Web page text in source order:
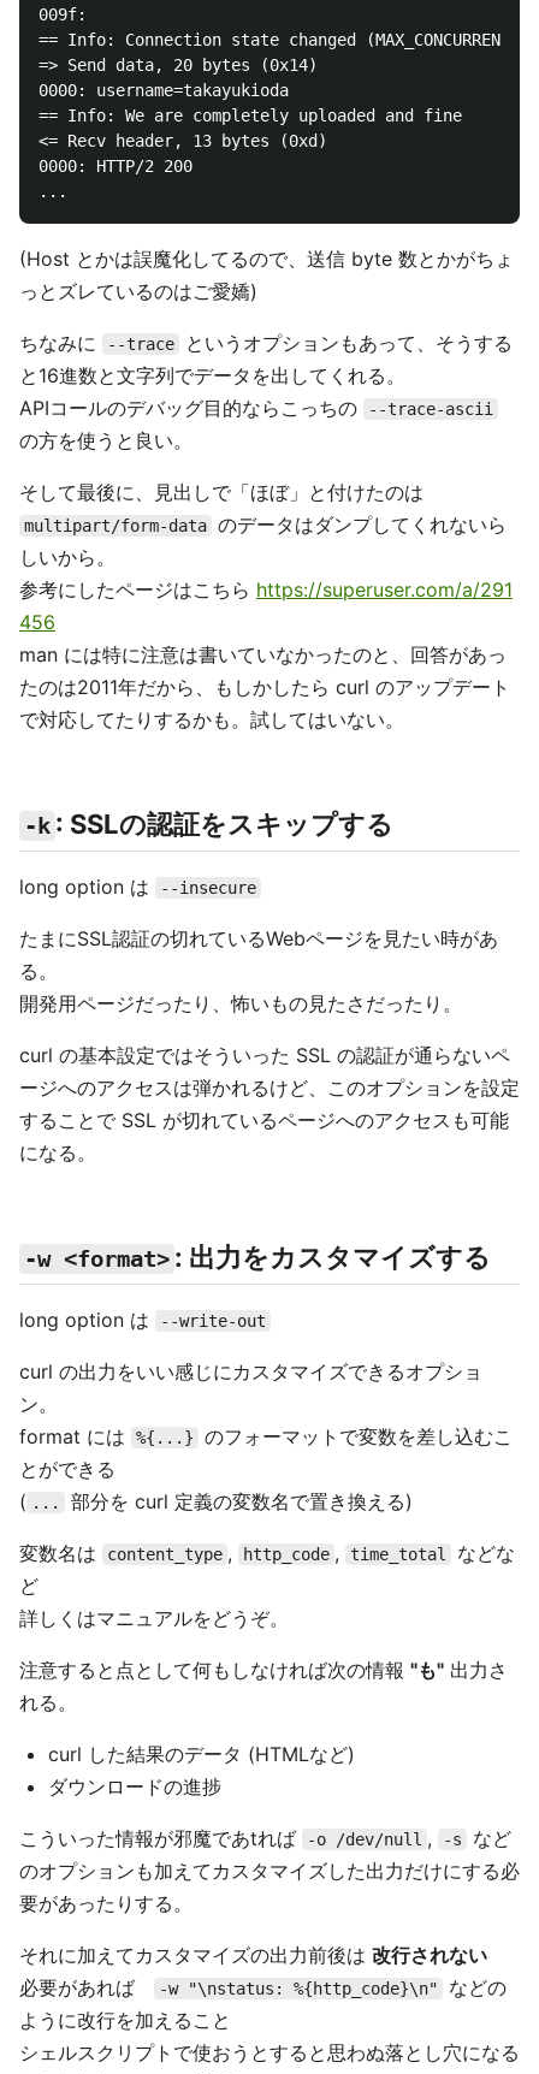
009f:
== Info: Connection state changed
=> Send data, 20 bytes (0x14)
0000: username=takayukioda
== Info: We are completely uploaded and fine
<= Recv header, 13 bytes (0xd)
0000: HTTP/2 200
(Host とかは誤魔化してるので、送信 byte 数とかがちょ
っとズレているのはご愛嬌)
ちなみに --trace
というオプションもあって、そうする
と16進数と文字列でデータを出してくれる。
APIコールのデバッグ目的ならこっちの
--trace-ascii
の方を使うと良い。
そして最後に、見出しで「ほぼ」と付けたのは
multipart/form-data のデータはダンプしてくれないら
しいから。
参考にしたページはこちら https://superuser.com/a/291
456
man には特に注意は書いていなかったのと、回答があっ
たのは2011年だから、もしかしたら curl のアップデート
で対応してたりするかも。試してはいない。
-k : SSLの認証をスキップする
long option は --insecure
たまにSSL認証の切れているWebページを見たい時があ
る。
開発用ページだったり、怖いもの見たさだったり。
curl の基本設定ではそういった SSL の認証が通らないペ
ージへのアクセスは弾かれるけど、このオプションを設定
することで SSL が切れているページへのアクセスも可能
になる。
-w <format> : 出力をカスタマイズする
long option は --write-out
curl の出力をいい感じにカスタマイズできるオプショ
ン。
format には
%{...}
のフォーマットで変数を差し込むこ
とができる
( ... 部分を curl 定義の変数名で置き換える)
変数名は content_type , http_code , time_total
などな
ど
詳しくはマニュアルをどうぞ。
注意すると点として何もしなければ次の情報 "も" 出力さ
れる。
curl した結果のデータ (HTMLなど)
ダウンロードの進捗
こういった情報が邪魔であtれば -o /dev/null , -s
など
のオプションも加えてカスタマイズした出力だけにする必
要があったりする。
それに加えてカスタマイズの出力前後は 改行されない
必要があれば
-w "\nstatus: %{http_code}\n"
などの
ように改行を加えること
シェルスクリプトで使おうとすると思わぬ落とし穴になる